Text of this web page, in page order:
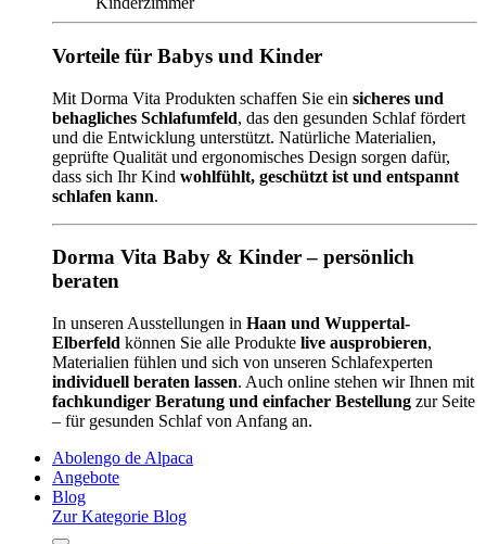
Vorteile für Babys und Kinder
Mit Dorma Vita Produkten schaffen Sie ein sicheres und
behagliches Schlafumfeld, das den gesunden Schlaf fördert
und die Entwicklung unterstützt. Natürliche Materialien,
geprüfte Qualität und ergonomisches Design sorgen dafür,
dass sich Ihr Kind wohlfühlt, geschützt ist und entspannt
schlafen kann.
Dorma Vita Baby & Kinder – persönlich
beraten
In unseren Ausstellungen in Haan und Wuppertal-
Elberfeld können Sie alle Produkte live ausprobieren,
Materialien fühlen und sich von unseren Schlafexperten
individuell beraten lassen. Auch online stehen wir Ihnen mit
fachkundiger Beratung und einfacher Bestellung zur Seite
– für gesunden Schlaf von Anfang an.
Abolengo de Alpaca
Angebote
Blog
Zur Kategorie Blog